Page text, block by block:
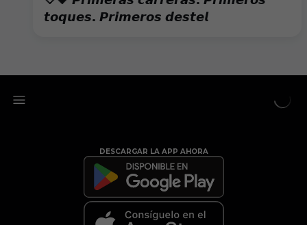
𝙩𝙤𝙦𝙪𝙚𝙨. 𝙋𝙧𝙞𝙢𝙚𝙧𝙤𝙨 𝙙𝙚𝙨𝙩𝙚𝙡
DESCARGAR LA APP AHORA